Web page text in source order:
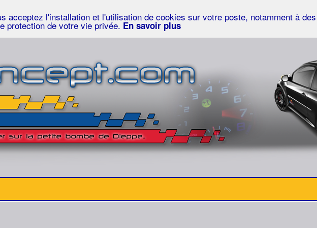
acceptez l'installation et l'utilisation de cookies sur votre poste, notamment à
protection de votre vie privée. En savoir plus